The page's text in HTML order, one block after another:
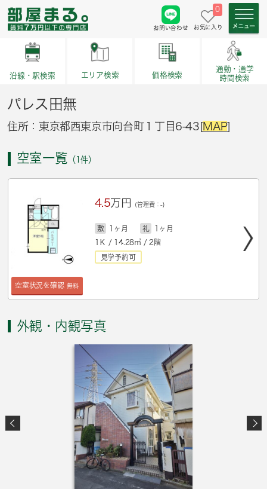
お問い合わせ
0
お気に入り
沿線・駅検索 エリア検索 価格検索
通勤・通学
時間検索
パレス田無
住所：東京都西東京市向台町１丁目6-43[MAP]
空室一覧 （1件）
空室状況を確認 無料
4.5万円 (管理費：-)
敷 1ヶ月 礼
1ヶ月
1Ｋ / 14.28㎡ / 2階
見学予約可
外観・内観写真